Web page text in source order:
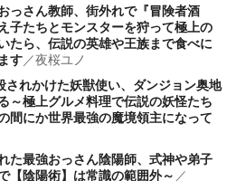
っさん教師、街外れで『冒険者酒
子たちとモンスターを狩って極上の
たら、伝説の英雄や王族まで食べに
す／夜桜ユノ
れかけた妖獣使い、ダンジョン奥地
～極上グルメ料理で伝説の妖怪たち
間にか世界最強の魔境領主になって
た最強おっさん陰陽師、式神や弟子
【陰陽術】は常識の範囲外～ ／